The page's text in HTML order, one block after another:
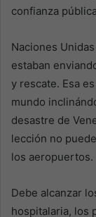
confianza
Naciones
estaban
y rescate. Esa
mundo
desastre de
lección no
los aeropuertos.
Debe alcanzar
hospitalaria, los